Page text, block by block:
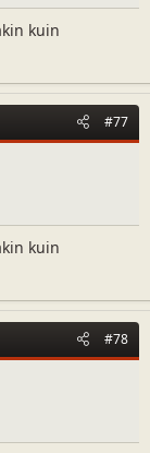
kuin
#77
kuin
#78